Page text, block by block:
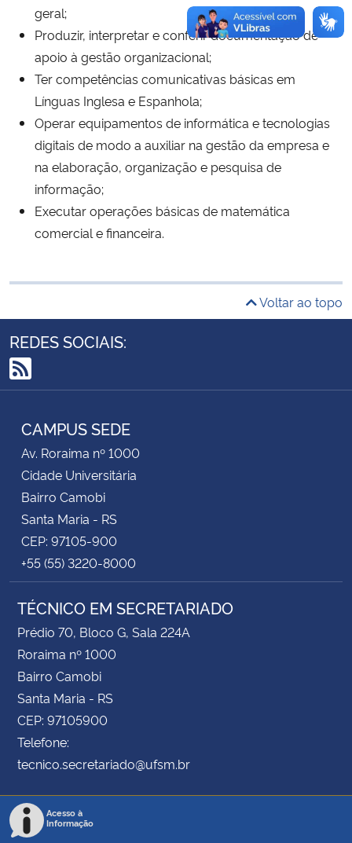
Planalto
geral;
Produzir, interpretar e conferir documentação de
apoio à gestão organizacional;
Ter competências comunicativas básicas em
Línguas Inglesa e Espanhola;
Operar equipamentos de informática e tecnologias
digitais de modo a auxiliar na gestão da empresa e
na elaboração, organização e pesquisa de
informação;
Executar operações básicas de matemática
comercial e financeira.
Voltar ao topo
REDES SOCIAIS:
RSS
CAMPUS SEDE
Av. Roraima nº 1000
Cidade Universitária
Bairro Camobi
Santa Maria - RS
CEP: 97105-900
+55 (55) 3220-8000
TÉCNICO EM SECRETARIADO
Prédio 70, Bloco G, Sala 224A
Roraima nº 1000
Bairro Camobi
Santa Maria - RS
CEP: 97105900
Telefone:
tecnico.secretariado@ufsm.br
Acesso à
Informação